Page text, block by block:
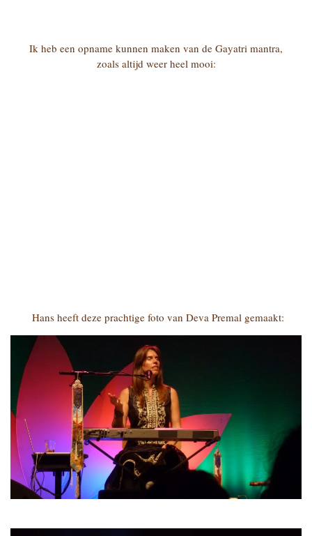
Ik heb een opname kunnen maken van de Gayatri mantra,
zoals altijd weer heel mooi:
Hans heeft deze prachtige foto van Deva Premal gemaakt: